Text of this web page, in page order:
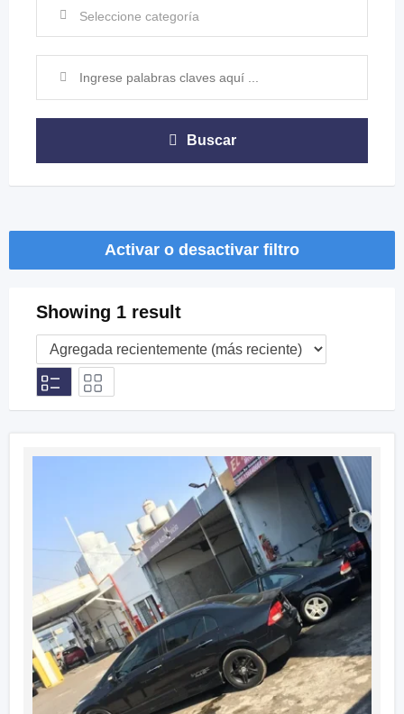
Buscar
Activar o desactivar filtro
Showing 1 result